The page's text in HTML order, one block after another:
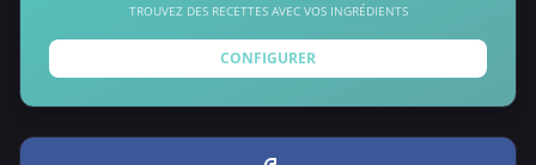
TROUVEZ DES RECETTES AVEC VOS INGRÉDIENTS
CONFIGURER